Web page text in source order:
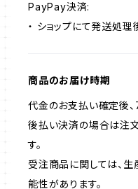
PayPay決済:
・ ショップにて発送処
商品のお届け時期
代金のお支払い確定後、
後払い決済の場合は注
す。
受注商品に関しては、
能性があります。